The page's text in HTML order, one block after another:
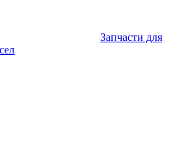
Запчасти для